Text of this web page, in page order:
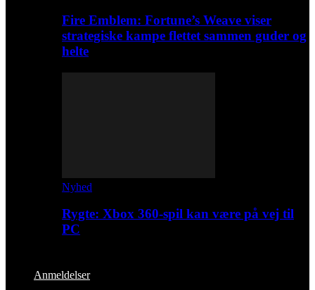
Fire Emblem: Fortune’s Weave viser
strategiske kampe flettet sammen guder og
helte
Nyhed
Rygte: Xbox 360-spil kan være på vej til
PC
Anmeldelser